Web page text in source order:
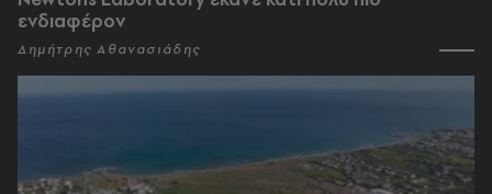
ενδιαφέρον
Δημήτρης Αθανασιάδης